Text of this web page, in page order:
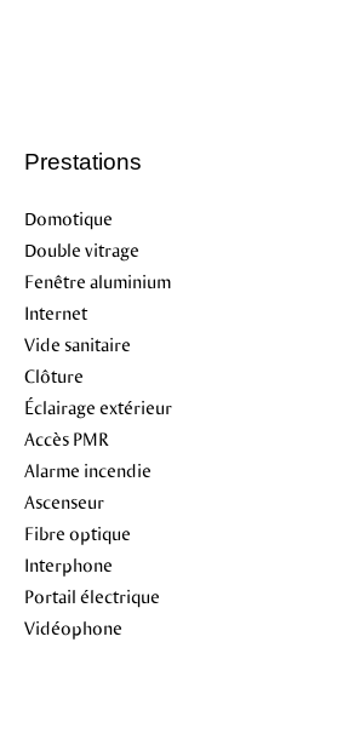
Prestations
Domotique
Double vitrage
Fenêtre aluminium
Internet
Vide sanitaire
Clôture
Éclairage extérieur
Accès PMR
Alarme incendie
Ascenseur
Fibre optique
Interphone
Portail électrique
Vidéophone